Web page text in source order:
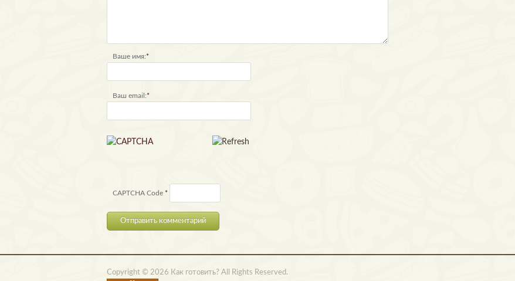
Ваше имя:*
Ваш email:*
CAPTCHA Code *
Copyright © 2026 Как готовить? All Rights Reserved.